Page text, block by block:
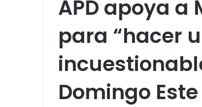
APD apoya a
para “hacer
Domingo Este